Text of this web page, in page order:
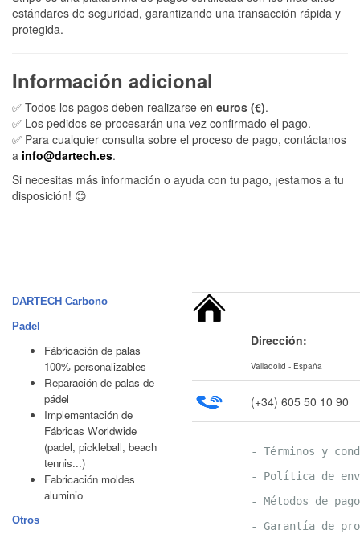
estándares de seguridad, garantizando una transacción rápida y
protegida.
Información adicional
✅ Todos los pagos deben realizarse en euros (€).
✅ Los pedidos se procesarán una vez confirmado el pago.
✅ Para cualquier consulta sobre el proceso de pago, contáctanos
a info@dartech.es.
Si necesitas más información o ayuda con tu pago, ¡estamos a tu
disposición! 😊
DARTECH Carbono
Padel
Fábricación de palas
100% personalizables
Reparación de palas de
pádel
Implementación de
Fábricas Worldwide
(padel, pickleball, beach
tennis...)
Fabricación moldes
aluminio
Otros
Dirección:
Valladolid - España
(+34) 605 50 10 90
- Términos y
- Política de
- Métodos de
- Garantía de